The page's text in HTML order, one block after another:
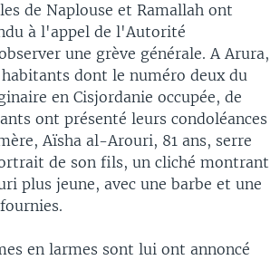
de Naplouse et Ramallah ont
à l'appel de l'Autorité
une grève générale. A Arura,
dont le numéro deux du
en Cisjordanie occupée, de
ont présenté leurs condoléances
Aïsha al-Arouri, 81 ans, serre
de son fils, un cliché montrant
plus jeune, avec une barbe et une
en larmes sont lui ont annoncé